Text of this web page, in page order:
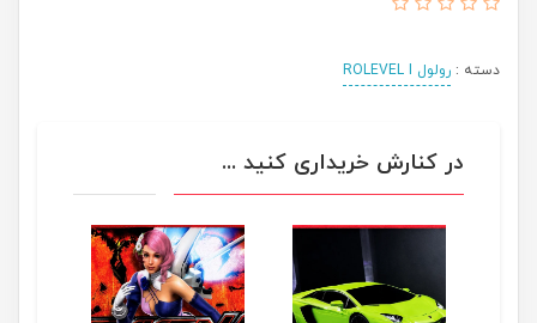
دسته : رولول ROLEVEL I
در کنارش خریداری کنید ...